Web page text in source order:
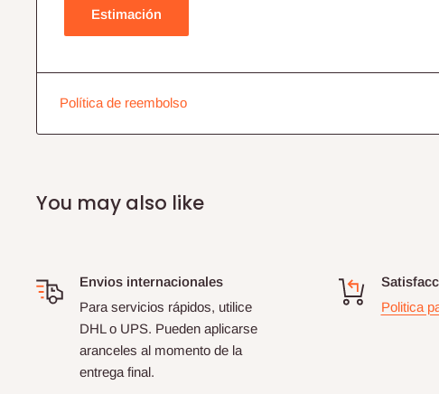
Estimación
Política de reembolso
You may also like
Envios internacionales
Para servicios rápidos, utilice
DHL o UPS. Pueden aplicarse
aranceles al momento de la
entrega final.
Politica